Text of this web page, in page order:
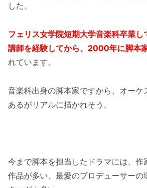
した。
フェリス女学院短期大学音楽科卒業し
講師を経験してから、2000年に脚本
れています。
音楽科出身の脚本家ですから、オーケ
あるがリアルに描かれそう。
今まで脚本を担当したドラマには、作
作品が多い、最愛のプロデューサーの